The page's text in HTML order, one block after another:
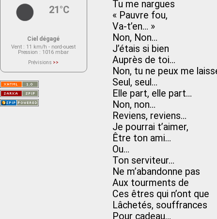
Tu me nargues
« Pauvre fou,
Va-t’en… »
Non, Non…
J’étais si bien
Auprès de toi…
Non, tu ne peux me
Seul, seul…
Elle part, elle part…
Non, non…
Reviens, reviens…
Je pourrai t’aimer,
Être ton ami…
Ou…
Ton serviteur…
Ne m’abandonne pas
Aux tourments de
Ces êtres qui n’ont que
Lâchetés, souffrances
Pour cadeau…
21°C
Ciel dégagé
Vent : 11 km/h - nord-ouest
Pression : 1016 mbar
Prévisions >>
actuellement aucune prévision
Saint-Nom.
Veuillez consulter le message du
service ci-dessous.
(401 - Invalid API key. Please see
https://openweathermap.org/faq#error401